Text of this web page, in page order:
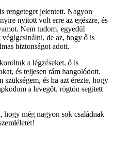
rengeteget jelentett. Nagyon
nyitott volt erre az egészre, és
Nem tudom, egyedül
de az, hogy ő is
biztonságot adott.
a légzéseket, ő is
és teljesen rám hangolódott.
és ha azt érezte, hogy
a levegőt, rögtön segített
még nagyon sok családnak